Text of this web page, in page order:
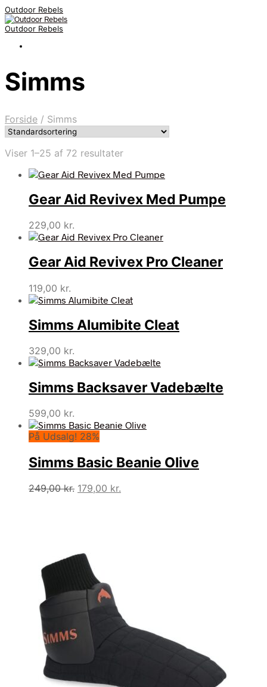
Outdoor Rebels
Outdoor Rebels
Simms
Forside / Simms
Viser 1–25 af 72 resultater
Gear Aid Revivex Med Pumpe
229,00 kr.
Gear Aid Revivex Pro Cleaner
119,00 kr.
Simms Alumibite Cleat
329,00 kr.
Simms Backsaver Vadebælte
599,00 kr.
På Udsalg! 28%
Simms Basic Beanie Olive
249,00kr. Den
179,00 kr.